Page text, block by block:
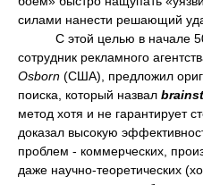
силами нанести решающий
С этой целью в начале 50-
сотрудник рекламного
Osborn (США), предложил
поиска, который назвал
метод хотя и не гарантирует
доказал высокую
проблем - коммерческих,
даже научно-теоретических